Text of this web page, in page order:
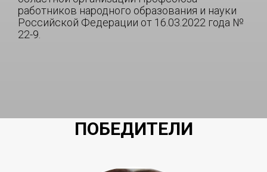
работников народного образования и науки
Российской Федерации от 16.03.2022 года №
22-9.
ПОБЕДИТЕЛИ